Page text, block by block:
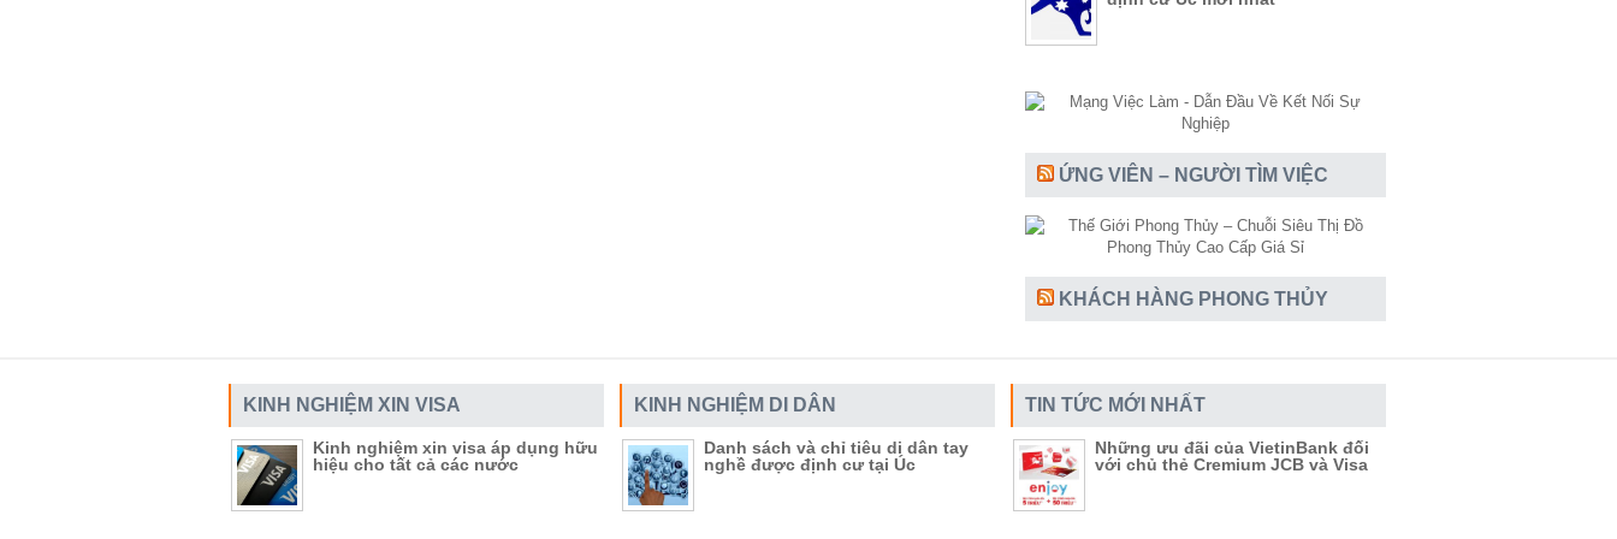
ỨNG VIÊN – NGƯỜI TÌM VIỆC
KHÁCH HÀNG PHONG THỦY
KINH NGHIỆM XIN VISA
Kinh nghiệm xin visa áp dụng hữu
hiệu cho tất cả các nước
KINH NGHIỆM DI DÂN
Danh sách và chỉ tiêu di dân tay
nghề được định cư tại Úc
TIN TỨC MỚI NHẤT
Những ưu đãi của VietinBank đối
với chủ thẻ Cremium JCB và Visa